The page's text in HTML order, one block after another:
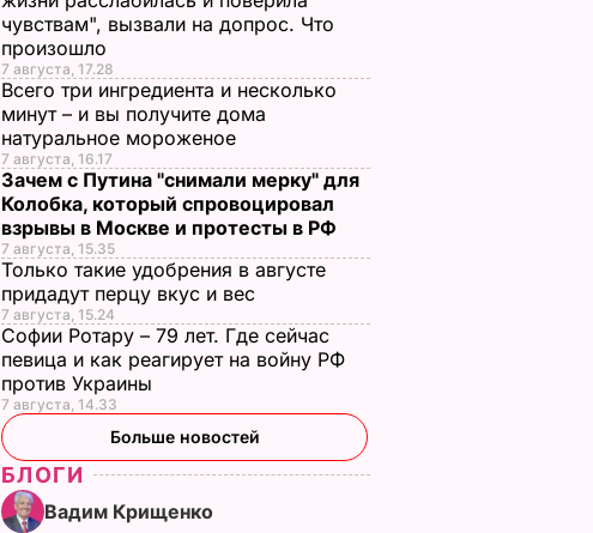
чувствам", вызвали на допрос. Что
произошло
7 августа, 17.28
Всего три ингредиента и несколько
минут – и вы получите дома
натуральное мороженое
7 августа, 16.17
Зачем с Путина "снимали мерку" для
Колобка, который спровоцировал
взрывы в Москве и протесты в РФ
7 августа, 15.35
Только такие удобрения в августе
придадут перцу вкус и вес
7 августа, 15.24
Софии Ротару – 79 лет. Где сейчас
певица и как реагирует на войну РФ
против Украины
7 августа, 14.33
Больше новостей
БЛОГИ
Вадим Крищенко